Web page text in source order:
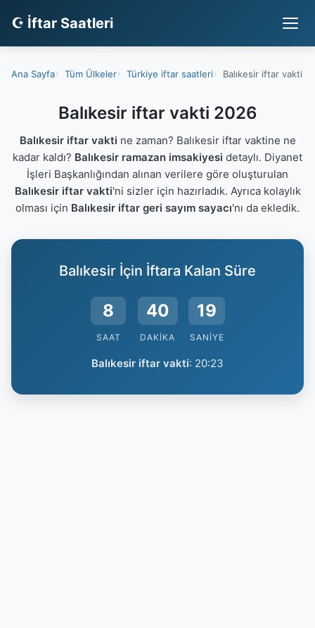
☪ İftar Saatleri
Ana Sayfa Tüm Ülkeler Türkiye iftar saatleri Balıkesir iftar vakti
Balıkesir iftar vakti 2026
Balıkesir iftar vakti ne zaman? Balıkesir iftar vaktine ne
kadar kaldı? Balıkesir ramazan imsakiyesi detaylı. Diyanet
İşleri Başkanlığından alınan verilere göre oluşturulan
Balıkesir iftar vakti'ni sizler için hazırladık. Ayrıca kolaylık
olması için Balıkesir iftar geri sayım sayacı'nı da ekledik.
Balıkesir İçin İftara Kalan Süre
8
SAAT
40
DAKIKA
18
SANIYE
Balıkesir iftar vakti: 20:23